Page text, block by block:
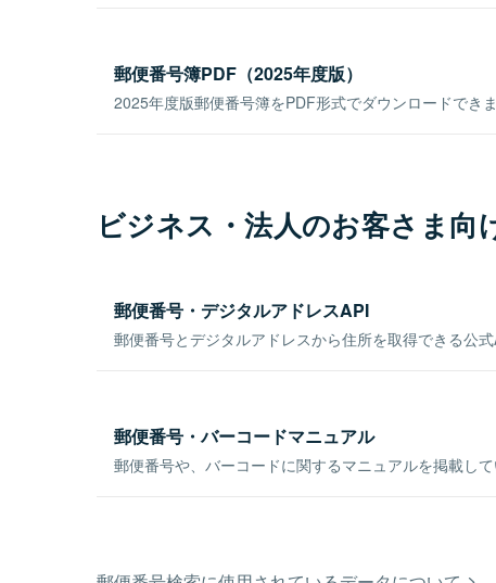
郵便番号簿PDF（2025年度版）
2025年度版郵便番号簿をPDF形式でダウンロードできま
ビジネス・法人のお客さま向
郵便番号・デジタルアドレスAPI
郵便番号とデジタルアドレスから住所を取得できる公式
郵便番号・バーコードマニュアル
郵便番号や、バーコードに関するマニュアルを掲載して